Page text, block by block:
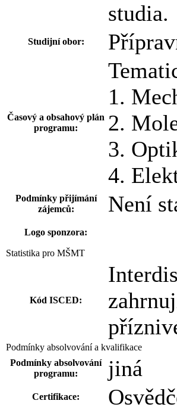
studia.
Studijní obor:
Časový a obsahový plán
programu:
1.
2.
3.
4.
Podmínky přijímání
zájemců:
Není
Logo sponzora:
Statistika pro MŠMT
Kód ISCED:
Podmínky absolvování a kvalifikace
Podmínky absolvování
programu:
jiná
Certifikace: